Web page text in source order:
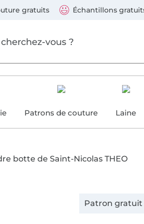
gratuits Échantillons
Patrons de couture Laine
botte de Saint-Nicolas THEO
Patron gratuit
suivants : Visa, Mastercard,